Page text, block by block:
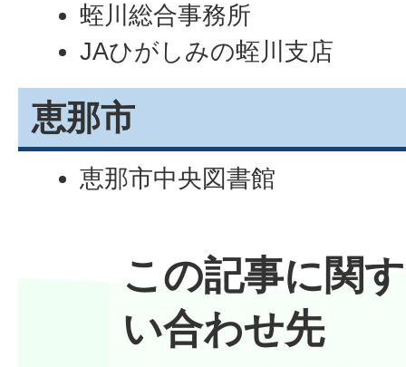
蛭川総合事務所
JAひがしみの蛭川支店
恵那市
恵那市中央図書館
この記事に関
い合わせ先